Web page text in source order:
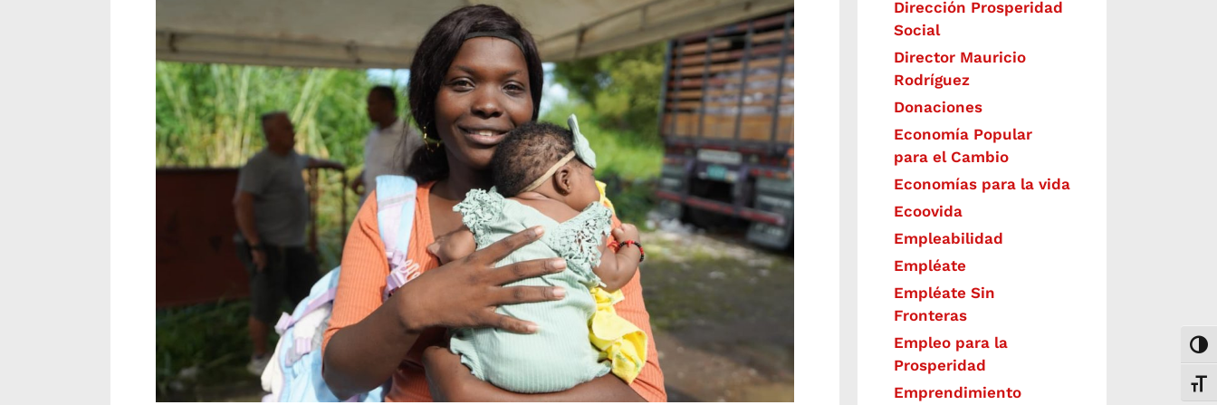
Dirección Prosperidad
Social
Director Mauricio
Rodríguez
Donaciones
Economía Popular
para el Cambio
Economías para la vida
Ecoovida
Empleabilidad
Empléate
Empléate Sin
Fronteras
Empleo para la
Prosperidad
Emprendimiento